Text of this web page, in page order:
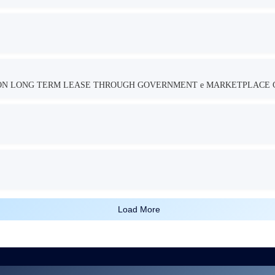
LONG TERM LEASE THROUGH GOVERNMENT e MARKETPLACE
Load More